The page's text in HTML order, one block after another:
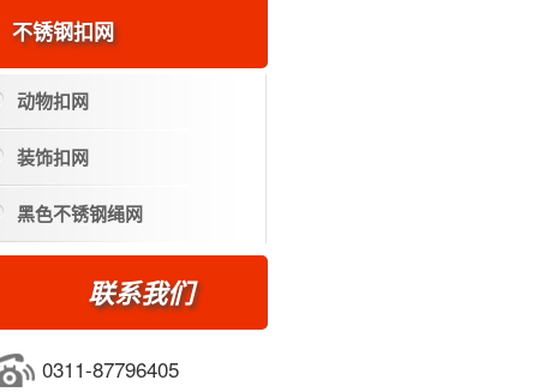
不锈钢扣网
动物扣网
装饰扣网
黑色不锈钢绳网
联系我们
0311-87796405